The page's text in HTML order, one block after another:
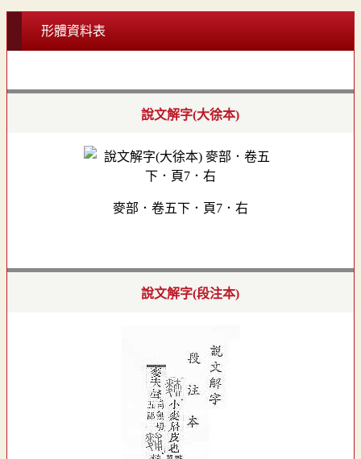
形體資料表
說文解字(大徐本)
麥部．卷五下．頁7．右
說文解字(段注本)